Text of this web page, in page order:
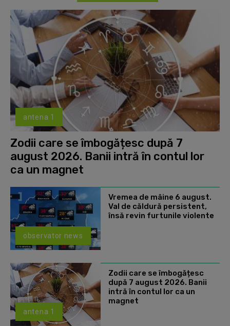
antena 1
Zodii care se îmbogățesc după 7
august 2026. Banii intră în contul lor
ca un magnet
observator news
Vremea de mâine 6 august.
Val de căldură persistent,
însă revin furtunile violente
antena 1
Zodii care se îmbogățesc
după 7 august 2026. Banii
intră în contul lor ca un
magnet